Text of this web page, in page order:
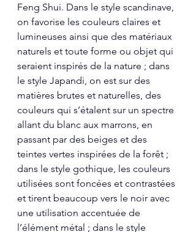
Feng Shui. Dans le style scandinave,
on favorise les couleurs claires et
lumineuses ainsi que des matériaux
naturels et toute forme ou objet qui
seraient inspirés de la nature ; dans
le style Japandi, on est sur des
matières brutes et naturelles, des
couleurs qui s’étalent sur un spectre
allant du blanc aux marrons, en
passant par des beiges et des
teintes vertes inspirées de la forêt ;
dans le style gothique, les couleurs
utilisées sont foncées et contrastées
et tirent beaucoup vers le noir avec
une utilisation accentuée de
l’élément métal ; dans le style